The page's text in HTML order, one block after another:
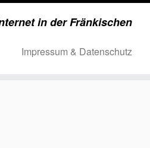
in der Fränkischen
Impressum & Datenschutz